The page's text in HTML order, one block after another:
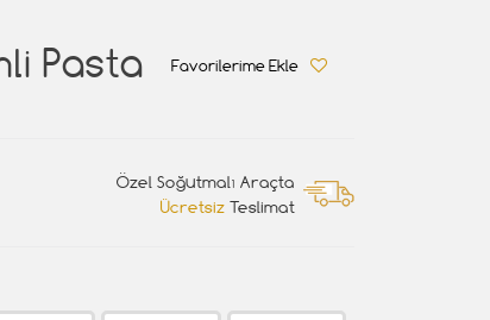
Pasta Favorilerime Ekle
Özel Soğutmalı Araçta
Ücretsiz Teslimat